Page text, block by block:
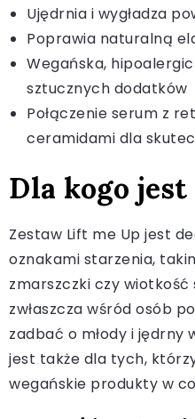
Ujędrnia i wygładza
Poprawia naturalną
Wegańska,
sztucznych dodatków
Połączenie serum z
ceramidami dla
Dla kogo
Zestaw Lift me Up jest
oznakami starzenia,
zmarszczki czy wiotkość
zwłaszcza wśród osób
zadbać o młody i jędrny
jest także dla tych,
wegańskie produkty w